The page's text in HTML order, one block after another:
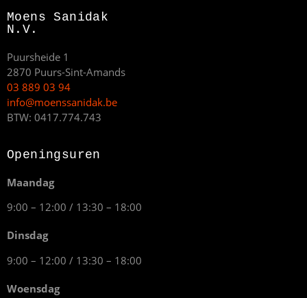
Moens Sanidak
N.V.
Puursheide 1
2870 Puurs-Sint-Amands
03 889 03 94
info@moenssanidak.be
BTW: 0417.774.743
Openingsuren
Maandag
9:00 – 12:00 / 13:30 – 18:00
Dinsdag
9:00 – 12:00 / 13:30 – 18:00
Woensdag